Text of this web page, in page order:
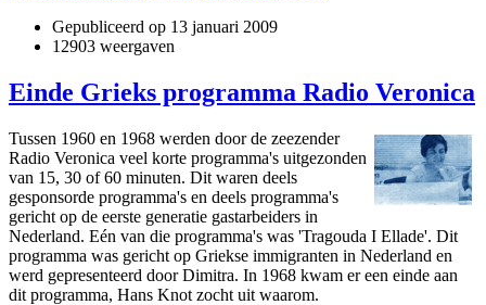
Gepubliceerd op 13 januari 2009
12903 weergaven
Einde Grieks programma Radio Veronica
Tussen 1960 en 1968 werden door de zeezender
Radio Veronica veel korte programma's uitgezonden
van 15, 30 of 60 minuten. Dit waren deels
gesponsorde programma's en deels programma's
gericht op de eerste generatie gastarbeiders in
Nederland. Eén van die programma's was 'Tragouda I Ellade'. Dit
programma was gericht op Griekse immigranten in Nederland en
werd gepresenteerd door Dimitra. In 1968 kwam er een einde aan
dit programma, Hans Knot zocht uit waarom.